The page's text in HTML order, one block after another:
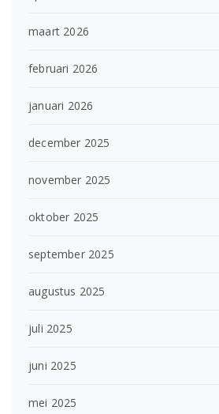
maart 2026
februari 2026
januari 2026
december 2025
november 2025
oktober 2025
september 2025
augustus 2025
juli 2025
juni 2025
mei 2025